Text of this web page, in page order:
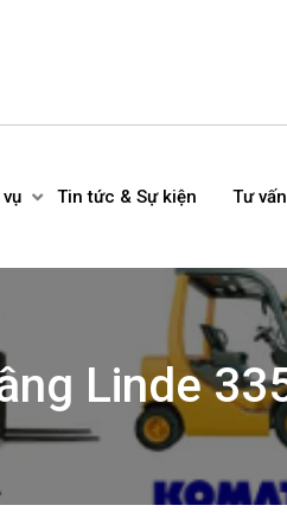
Tin tức & Sự kiện Tư
Linde